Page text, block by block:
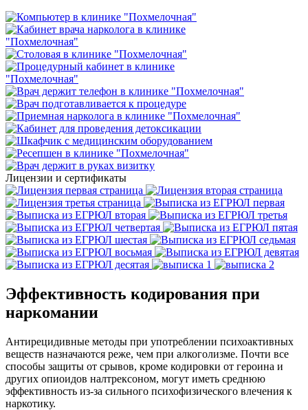
Лицензии и сертификаты
Эффективность кодирования при
наркомании
Антирецидивные методы при употреблении психоактивных
веществ назначаются реже, чем при алкоголизме. Почти все
способы защиты от срывов, кроме кодировки от героина и
других опиоидов налтрексоном, могут иметь среднюю
эффективность из-за сильного психофизического влечения к
наркотику.